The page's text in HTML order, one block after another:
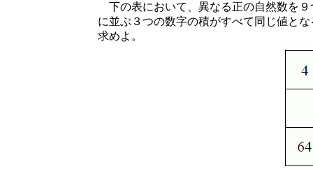
下の表において、異なる正の自然数を
に並ぶ３つの数字の積がすべて同じ値と
求めよ。